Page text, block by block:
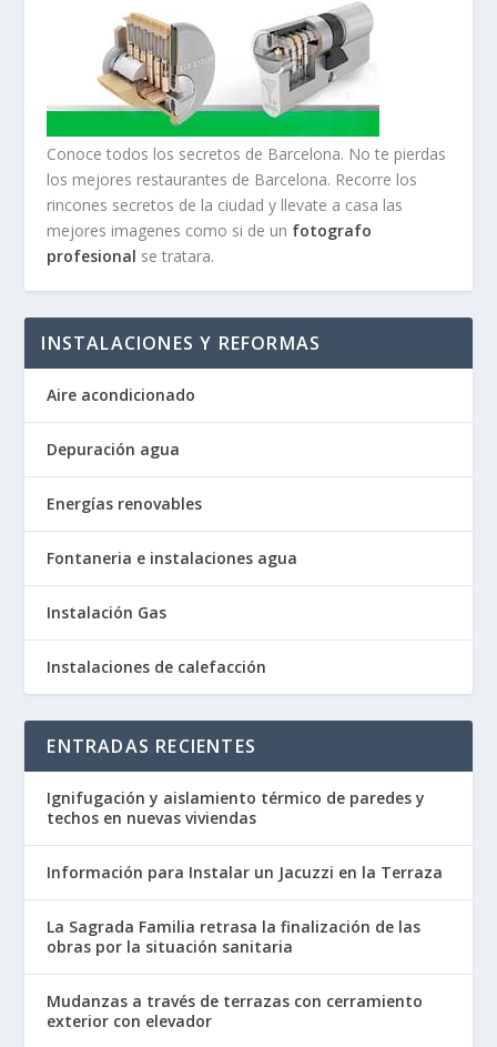
Conoce todos los secretos de Barcelona. No te pierdas
los mejores restaurantes de Barcelona. Recorre los
rincones secretos de la ciudad y llevate a casa las
mejores imagenes como si de un fotografo
profesional se tratara.
INSTALACIONES Y REFORMAS
Aire acondicionado
Depuración agua
Energías renovables
Fontaneria e instalaciones agua
Instalación Gas
Instalaciones de calefacción
ENTRADAS RECIENTES
Ignifugación y aislamiento térmico de paredes y
techos en nuevas viviendas
Información para Instalar un Jacuzzi en la Terraza
La Sagrada Familia retrasa la finalización de las
obras por la situación sanitaria
Mudanzas a través de terrazas con cerramiento
exterior con elevador